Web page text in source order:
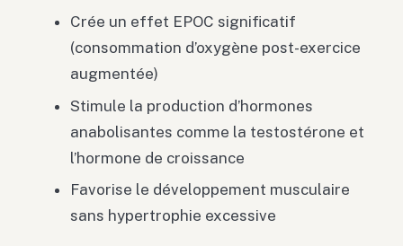
Crée un effet EPOC significatif
(consommation d’oxygène post-exercice
augmentée)
Stimule la production d’hormones
anabolisantes comme la testostérone et
l’hormone de croissance
Favorise le développement musculaire
sans hypertrophie excessive